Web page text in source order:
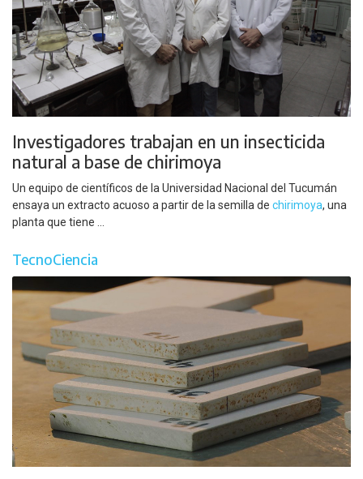
Investigadores trabajan en un insecticida
natural a base de chirimoya
Un equipo de científicos de la Universidad Nacional del Tucumán
ensaya un extracto acuoso a partir de la semilla de chirimoya, una
planta que tiene ...
TecnoCiencia